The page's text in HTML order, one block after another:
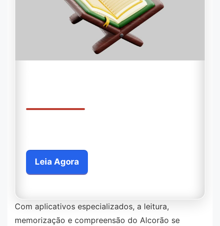
Leia Agora
Com aplicativos especializados, a leitura,
memorização e compreensão do Alcorão se